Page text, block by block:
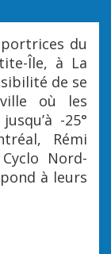
du
Île, à La
de se
où les
-25°
Rémi
Nord-
à leurs